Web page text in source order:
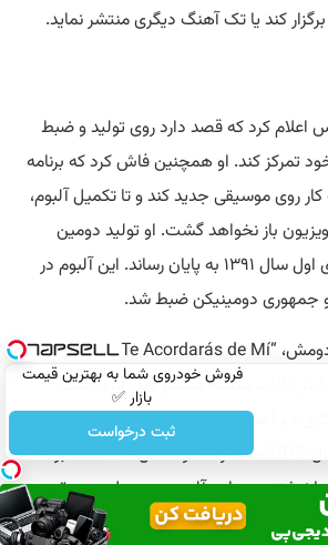
فروش خودروی شما به بهترین قیمت
بازار ✅
ثبت درخواست
کند یا تک آهنگ دیگری منتشر نماید.
گونزالس اعلام کرد که قصد دارد روی تولید و ضبط
تمرکز کند. او همچنین فاش کرد که برنامه
روی موسیقی جدید کند و تا تکمیل آلبوم،
باز نخواهد گشت. او تولید دومین
آلبوم خود را در ماه‌های اول سال ۱۳۹۱ به پایان رساند. این آلبوم در
جمهوری دومینیکن ضبط شد.
اولین آهنگ از آلبوم دومش، “Te Acordarás de Mí”، در سال
بعداً در ایالات متحده منتشر شد. این آهنگ
دو آهنگساز دیگر نوشته شده بود. آلبوم
هم به همین نام در سال 2012 منتشر شد و شامل 12 آهنگ بود که
نوشته بود. این آلبوم در جدول موسیقی
مکزیک رتبه 66 را به دست آورد. دومین آهنگ از آلبوم، “Invisible”،